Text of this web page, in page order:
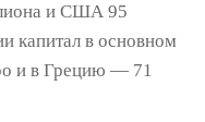
и США 95
капитал в основном
и в Грецию — 71